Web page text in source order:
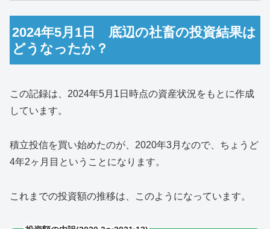
2024年5月1日 底辺の社畜の投資結果は
どうなったか？
この記録は、2024年5月1日時点の資産状況をもとに作成
しています。
積立投信を買い始めたのが、2020年3月なので、ちょうど
4年2ヶ月目ということになります。
これまでの投資額の推移は、このようになっています。